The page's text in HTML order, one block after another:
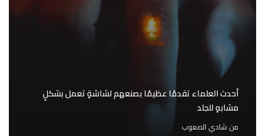
أحدث العلماء تقدمًا عظيمًا بصنعهم لشاشةٍ تعمل بشكلٍ
مشابهٍ للجلد
من شادي الصعوب